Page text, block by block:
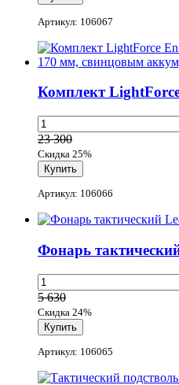
Артикул: 106067
Комплект
23 300
Скидка 25%
Артикул: 106066
Фонарь
5 630
Скидка 24%
Артикул: 106065